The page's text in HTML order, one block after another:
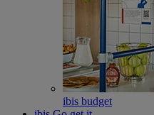
ibis budget